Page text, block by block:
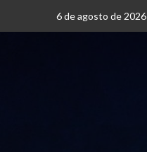
6 de agosto de 2026